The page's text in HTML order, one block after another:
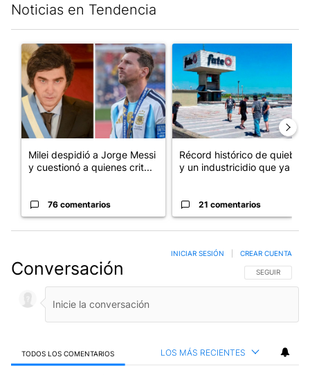
Noticias en Tendencia
Un artículo de tendencia con el título "Milei despidió a Jorge
Milei despidió a Jorge Messi
y cuestionó a quienes crit...
76 comentarios
Un artículo de tendencia
Récord histórico de quiebras
y un industricidio que ya ...
21 comentarios
Conversación SIGA ESTA
SEGUIR
INICIAR SESIÓN CREAR CUENTA
TODOS LOS COMENTARIOS LOS MÁS RECIENTES